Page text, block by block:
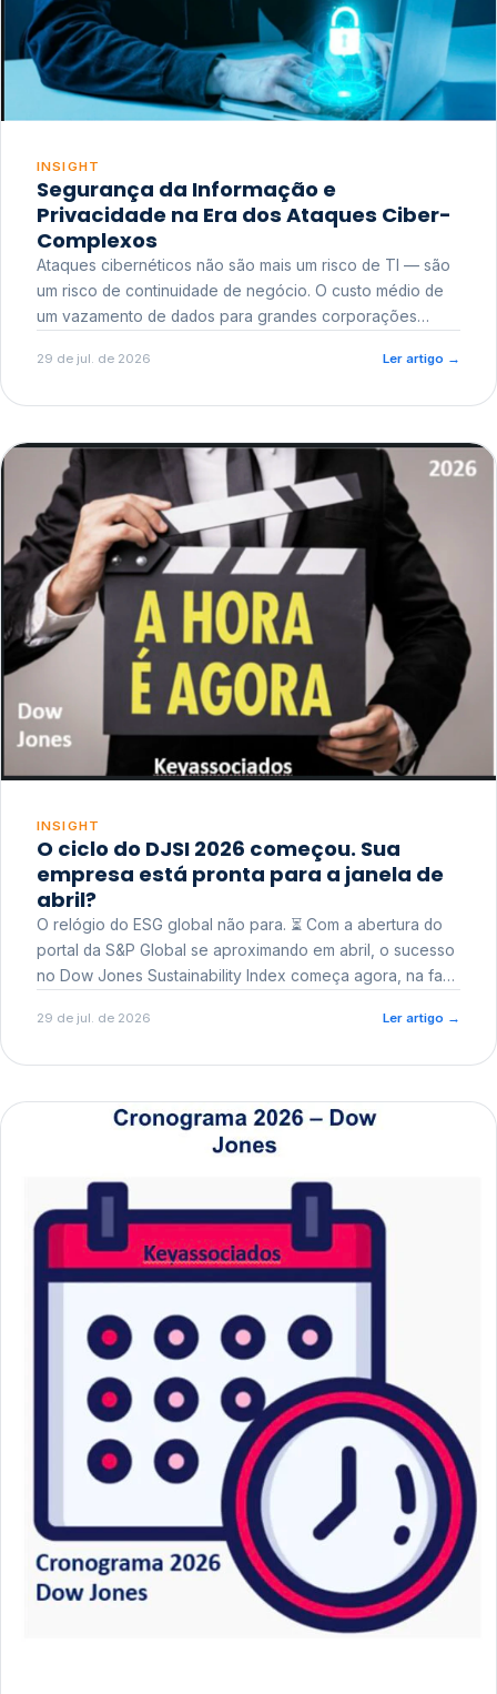
INSIGHT
Segurança da Informação e
Privacidade na Era dos Ataques Ciber-
Complexos
Ataques cibernéticos não são mais um risco de TI — são
um risco de continuidade de negócio. O custo médio de
um vazamento de dados para grandes corporações
reputacional e o risco regulatório junto a órgãos como a
29 de jul. de 2026 Ler artigo →
INSIGHT
O ciclo do DJSI 2026 começou. Sua
empresa está pronta para a janela de
abril?
O relógio do ESG global não para. ⏳ Com a abertura do
portal da S&P Global se aproximando em abril, o sucesso
no Dow Jones Sustainability Index começa agora, na fase
29 de jul. de 2026 Ler artigo →